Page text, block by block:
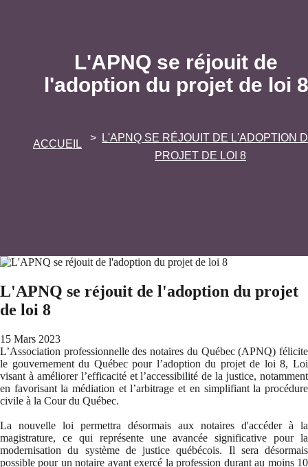
L'APNQ se réjouit de
l'adoption du projet de loi 8
ACCUEIL
L'APNQ SE RÉJOUIT DE L'ADOPTION
PROJET DE LOI 8
L'APNQ se réjouit de l'adoption du projet
de loi 8
15 Mars 2023
L’Association professionnelle des notaires du Québec (APNQ) félicite
le gouvernement du Québec pour l’adoption du projet de loi 8, Loi
visant à améliorer l’efficacité et l’accessibilité de la justice, notamment
en favorisant la médiation et l’arbitrage et en simplifiant la procédure
civile à la Cour du Québec.
La nouvelle loi permettra désormais aux notaires d'accéder à la
magistrature, ce qui représente une avancée significative pour la
modernisation du système de justice québécois. Il sera désormais
possible pour un notaire ayant exercé la profession durant au moins 10